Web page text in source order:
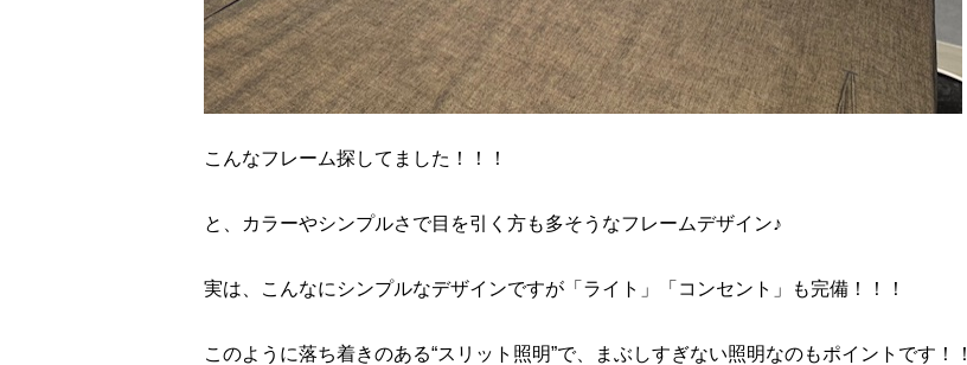
こんなフレーム探してました！！！
と、カラーやシンプルさで目を引く方も多そうなフレームデザイン♪
実は、こんなにシンプルなデザインですが「ライト」「コンセント」も完備！！！
このように落ち着きのある“スリット照明”で、まぶしすぎない照明なのもポイントです！！